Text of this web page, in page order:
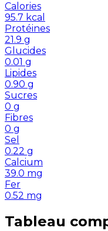
Calories
95.7 kcal
Protéines
21.9 g
Glucides
0.01 g
Lipides
0.90 g
Sucres
0 g
Fibres
0 g
Sel
0.22 g
Calcium
39.0 mg
Fer
0.52 mg
Tableau